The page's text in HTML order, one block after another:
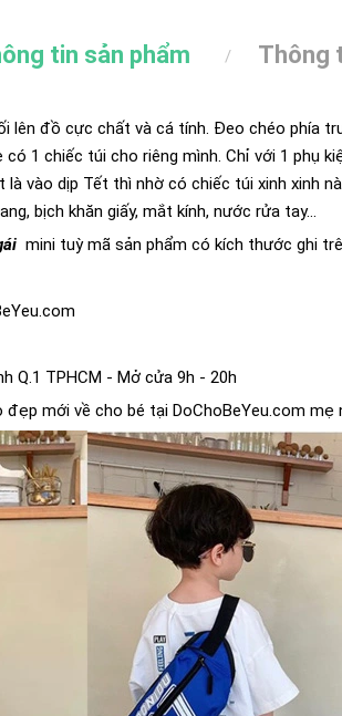
tin sản phẩm Thông
lên đồ cực chất và cá tính. Đeo chéo phía
1 chiếc túi cho riêng mình. Chỉ với 1 phụ
là vào dịp Tết thì nhờ có chiếc túi xinh xinh
bịch khăn giấy, mắt kính, nước rửa tay...
mini tuỳ mã sản phẩm có kích thước ghi
Q.1 TPHCM - Mở cửa 9h - 20h
đẹp mới về cho bé tại DoChoBeYeu.com mẹ